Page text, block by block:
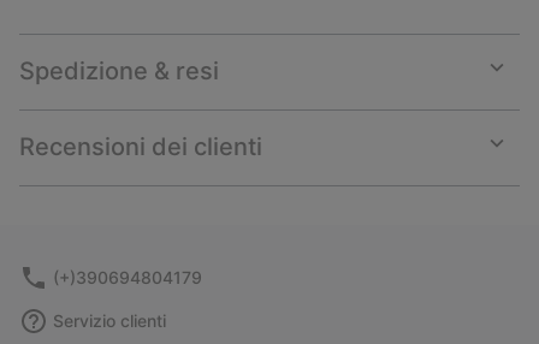
Spedizione & resi
or
Recensioni dei clienti
or
(+)390694804179
Servizio clienti